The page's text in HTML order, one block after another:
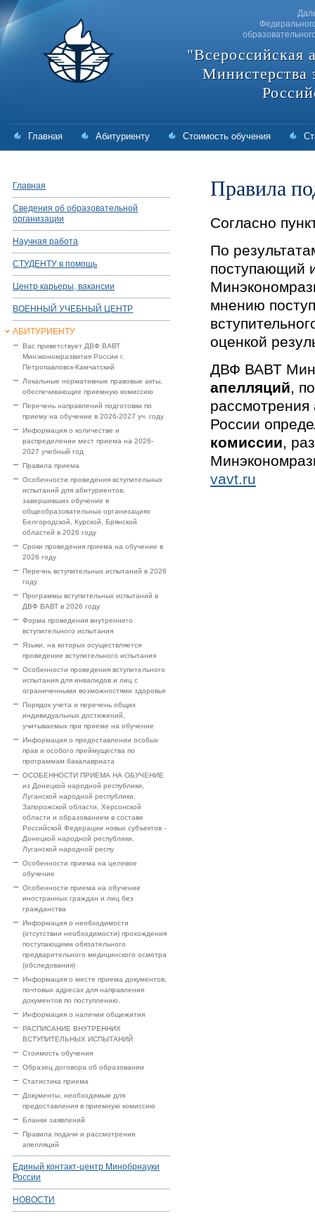
"Всероссийская
Министерства
Главная Абитуриенту Стоимость обучения
Главная
Сведения об образовательной
организации
Научная работа
СТУДЕНТУ в помощь
Центр карьеры, вакансии
ВОЕННЫЙ УЧЕБНЫЙ ЦЕНТР
АБИТУРИЕНТУ
Вас приветствует ДВФ ВАВТ
Минэкономразвития России г.
Петропавловск-Камчатский
Локальные нормативные правовые акты,
обеспечивающие приемную комиссию
Перечень направлений подготовки по
приему на обучение в 2026-2027 уч. году
Информация о количестве и
распределении мест приема на 2026-
2027 учебный год
Правила приема
Особенности проведения вступительных
испытаний для абитуриентов,
завершивших обучение в
общеобразовательных организациях
Белгородской, Курской, Брянской
областей в 2026 году
Сроки проведения приема на обучение в
2026 году
Перечнь вступительных испытаний в 2026
году
Программы вступительных испытаний в
ДВФ ВАВТ в 2026 году
Форма проведения внутреннего
вступительного испытания
Языки, на которых осуществляется
проведение вступительного испытания
Особенности проведения вступительного
испытания для инвалидов и лиц с
ограниченными возможностями здоровья
Порядок учета и перечень общих
индивидуальных достижений,
учитываемых при приеме на обучение
Информация о предоставлении особых
прав и особого преймущества по
программам бакалавриата
ОСОБЕННОСТИ ПРИЕМА НА ОБУЧЕНИЕ
из Донецкой народной республики,
Луганской народной республики,
Запорожской области, Херсонской
области и образованием в составе
Российской Федерации новых субъектов -
Донецкой народной республики,
Луганской народной респу
Особенности приема на целевое
обучение
Особенности приема на обучение
иностранных граждан и лиц без
гражданства
Информация о необходимости
(отсутствии необходимости) прохождения
поступающими обязательного
предварительного медицинского осмотра
(обследования)
Информация о месте приема документов,
почтовых адресах для направления
документов по поступлению.
Информация о наличии общежития
РАСПИСАНИЕ ВНУТРЕННИХ
ВСТУПИТЕЛЬНЫХ ИСПЫТАНИЙ
Стоимость обучения
Образец договора об образовании
Статистика приема
Документы, необходимые для
предоставления в приемную комиссию
Бланки заявлений
Правила подачи и рассмотрения
апелляций
Единый контакт-центр Минобрнауки
России
НОВОСТИ
Правила
Согласно
По
поступающий
мнению
оценкой
ДВФ ВАВТ
апелляций,
России
комиссии,
vavt.ru